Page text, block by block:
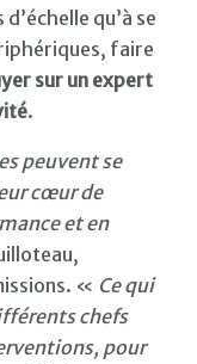
qu’à se
faire
sur un expert
.
peuvent se
cœur de
et en
« Ce qui
chefs
pour